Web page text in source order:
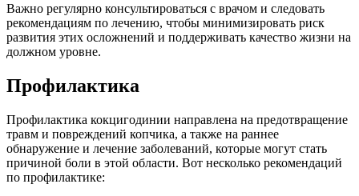
Важно регулярно консультироваться с врачом и следовать
рекомендациям по лечению, чтобы минимизировать риск
развития этих осложнений и поддерживать качество жизни на
должном уровне.
Профилактика
Профилактика кокцигодинии направлена на предотвращение
травм и повреждений копчика, а также на раннее
обнаружение и лечение заболеваний, которые могут стать
причиной боли в этой области. Вот несколько рекомендаций
по профилактике: